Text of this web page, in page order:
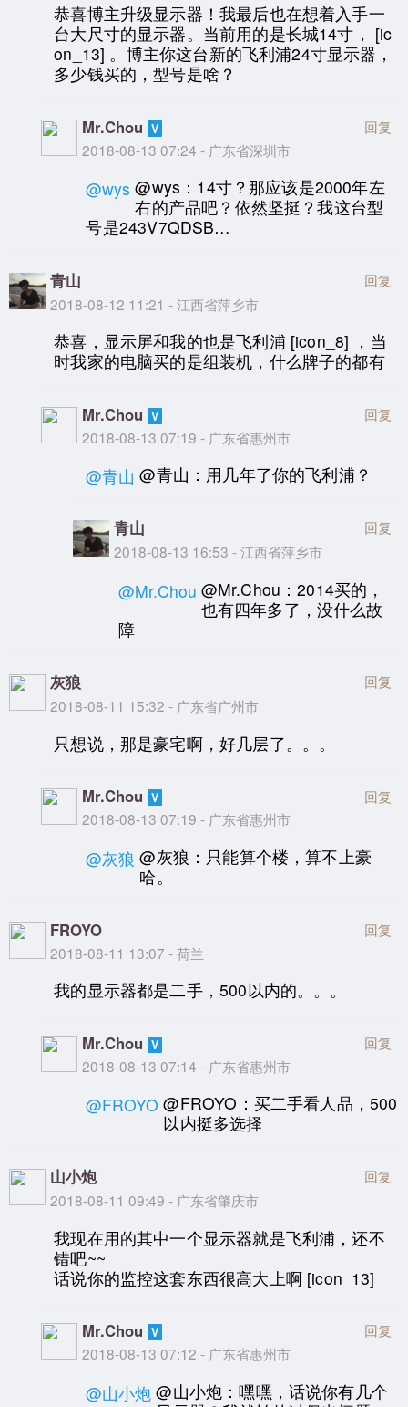
恭喜博主升级显示器！我最后也在想着入手一
台大尺寸的显示器。当前用的是长城14寸， [ic
on_13] 。博主你这台新的飞利浦24寸显示器，
多少钱买的，型号是啥？
Mr.Chou
2018-08-13 07:24 - 广东省深圳市
回复
@wys @wys：14寸？那应该是2000年左
右的产品吧？依然坚挺？我这台型
号是243V7QDSB…
青山
2018-08-12 11:21 - 江西省萍乡市
回复
恭喜，显示屏和我的也是飞利浦 [icon_8] ，当
时我家的电脑买的是组装机，什么牌子的都有
Mr.Chou
2018-08-13 07:19 - 广东省惠州市
回复
@青山 @青山：用几年了你的飞利浦？
青山
2018-08-13 16:53 - 江西省萍乡市
回复
@Mr.Chou @Mr.Chou：2014买的，
也有四年多了，没什么故
障
灰狼
2018-08-11 15:32 - 广东省广州市
回复
只想说，那是豪宅啊，好几层了。。。
Mr.Chou
2018-08-13 07:19 - 广东省惠州市
回复
@灰狼 @灰狼：只能算个楼，算不上豪
哈。
FROYO
2018-08-11 13:07 - 荷兰
回复
我的显示器都是二手，500以内的。。。
Mr.Chou
2018-08-13 07:14 - 广东省惠州市
回复
@FROYO @FROYO：买二手看人品，500
以内挺多选择
山小炮
2018-08-11 09:49 - 广东省肇庆市
回复
我现在用的其中一个显示器就是飞利浦，还不
错吧~~
话说你的监控这套东西很高大上啊 [icon_13]
Mr.Chou
2018-08-13 07:12 - 广东省惠州市
回复
@山小炮 @山小炮：嘿嘿，话说你有几个